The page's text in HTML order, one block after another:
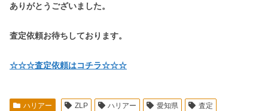
ありがとうございました。
査定依頼お待ちしております。
☆☆☆査定依頼はコチラ☆☆☆
ハリアー ZLP ハリアー 愛知県
査定